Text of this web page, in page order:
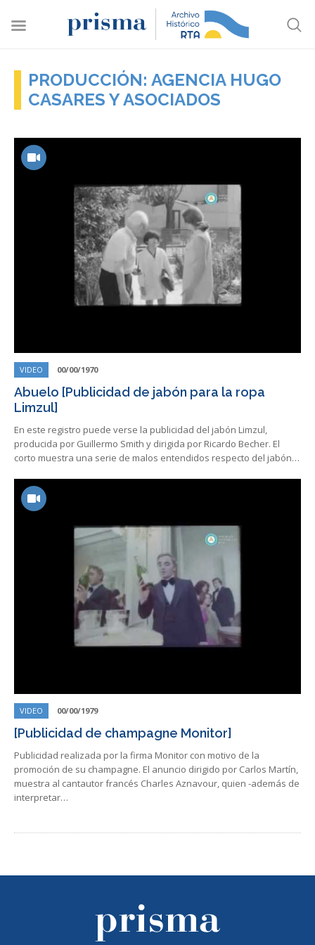
PRODUCCIÓN: AGENCIA HUGO
CASARES Y ASOCIADOS
VIDEO 00/00/1970
Abuelo [Publicidad de jabón para la ropa
Limzul]
En este registro puede verse la publicidad del jabón Limzul,
producida por Guillermo Smith y dirigida por Ricardo Becher. El
corto muestra una serie de malos entendidos respecto del jabón…
VIDEO 00/00/1979
[Publicidad de champagne Monitor]
Publicidad realizada por la firma Monitor con motivo de la
promoción de su champagne. El anuncio dirigido por Carlos Martín,
muestra al cantautor francés Charles Aznavour, quien -además de
interpretar…